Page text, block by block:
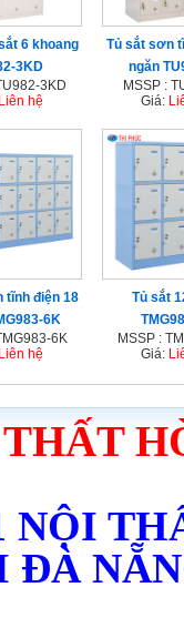
6 khoang
3KD
3KD
Liên hệ
Tủ sắt sơn
ngăn
MSSP :
Giá:
tĩnh điện 18
6K
6K
Liên hệ
Tủ sắt
MSSP :
Giá:
NỘI
ĐÀ